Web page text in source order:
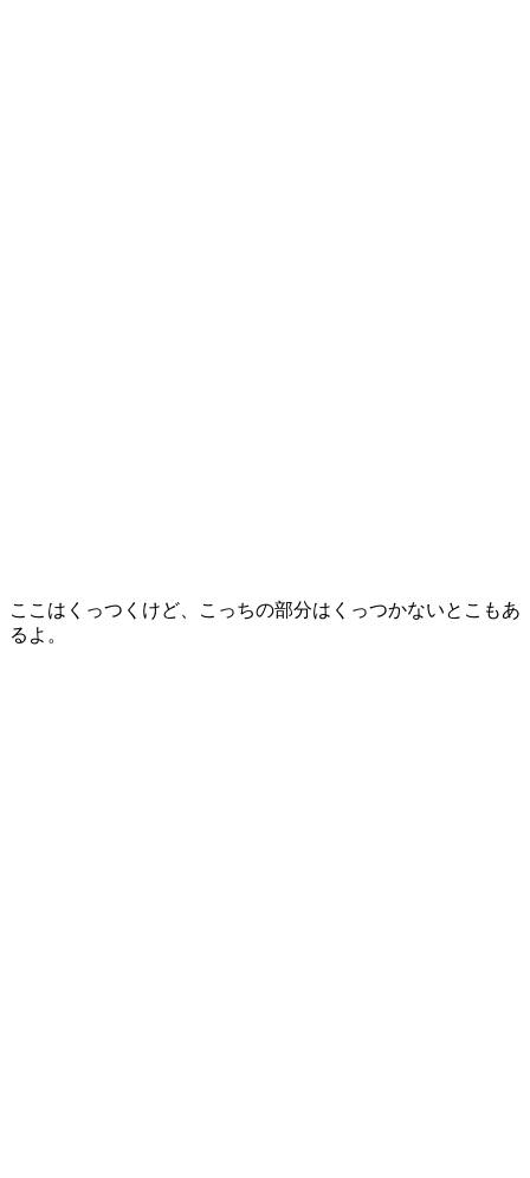
ここはくっつくけど、こっちの部分はくっつかないとこもあ
るよ。